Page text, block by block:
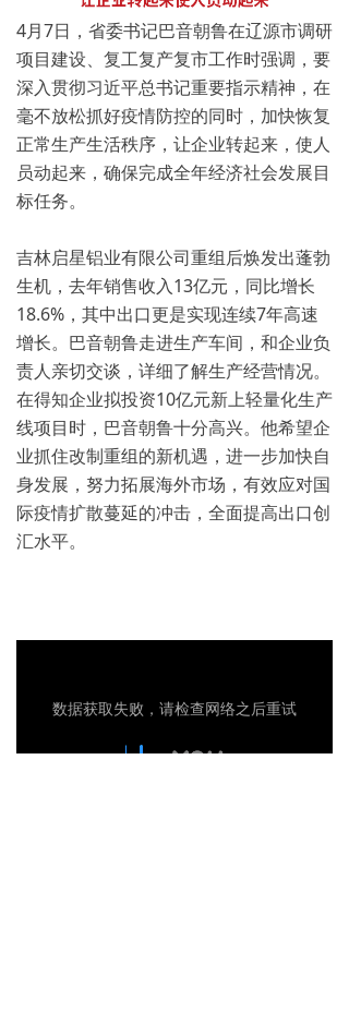
4月7日，省委书记巴音朝鲁在辽源市调研
项目建设、复工复产复市工作时强调，要
深入贯彻习近平总书记重要指示精神，在
毫不放松抓好疫情防控的同时，加快恢复
正常生产生活秩序，让企业转起来，使人
员动起来，确保完成全年经济社会发展目
标任务。
吉林启星铝业有限公司重组后焕发出蓬勃
生机，去年销售收入13亿元，同比增长
18.6%，其中出口更是实现连续7年高速
增长。巴音朝鲁走进生产车间，和企业负
责人亲切交谈，详细了解生产经营情况。
在得知企业拟投资10亿元新上轻量化生产
线项目时，巴音朝鲁十分高兴。他希望企
业抓住改制重组的新机遇，进一步加快自
身发展，努力拓展海外市场，有效应对国
际疫情扩散蔓延的冲击，全面提高出口创
汇水平。